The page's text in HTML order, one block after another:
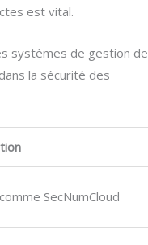
est vital.
systèmes de gestion de
la sécurité des
SecNumCloud